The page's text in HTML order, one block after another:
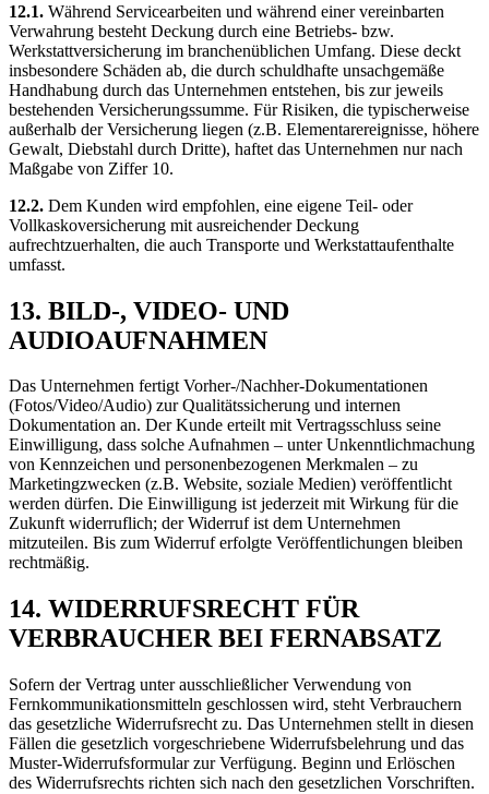
12.1. Während Servicearbeiten und während einer vereinbarten
Verwahrung besteht Deckung durch eine Betriebs- bzw.
Werkstattversicherung im branchenüblichen Umfang. Diese deckt
insbesondere Schäden ab, die durch schuldhafte unsachgemäße
Handhabung durch das Unternehmen entstehen, bis zur jeweils
bestehenden Versicherungssumme. Für Risiken, die typischerweise
außerhalb der Versicherung liegen (z.B. Elementarereignisse, höhere
Gewalt, Diebstahl durch Dritte), haftet das Unternehmen nur nach
Maßgabe von Ziffer 10.
12.2. Dem Kunden wird empfohlen, eine eigene Teil- oder
Vollkaskoversicherung mit ausreichender Deckung
aufrechtzuerhalten, die auch Transporte und Werkstattaufenthalte
umfasst.
13. BILD-, VIDEO- UND
AUDIOAUFNAHMEN
Das Unternehmen fertigt Vorher-/Nachher-Dokumentationen
(Fotos/Video/Audio) zur Qualitätssicherung und internen
Dokumentation an. Der Kunde erteilt mit Vertragsschluss seine
Einwilligung, dass solche Aufnahmen – unter Unkenntlichmachung
von Kennzeichen und personenbezogenen Merkmalen – zu
Marketingzwecken (z.B. Website, soziale Medien) veröffentlicht
werden dürfen. Die Einwilligung ist jederzeit mit Wirkung für die
Zukunft widerruflich; der Widerruf ist dem Unternehmen
mitzuteilen. Bis zum Widerruf erfolgte Veröffentlichungen bleiben
rechtmäßig.
14. WIDERRUFSRECHT FÜR
VERBRAUCHER BEI FERNABSATZ
Sofern der Vertrag unter ausschließlicher Verwendung von
Fernkommunikationsmitteln geschlossen wird, steht Verbrauchern
das gesetzliche Widerrufsrecht zu. Das Unternehmen stellt in diesen
Fällen die gesetzlich vorgeschriebene Widerrufsbelehrung und das
Muster-Widerrufsformular zur Verfügung. Beginn und Erlöschen
des Widerrufsrechts richten sich nach den gesetzlichen Vorschriften.